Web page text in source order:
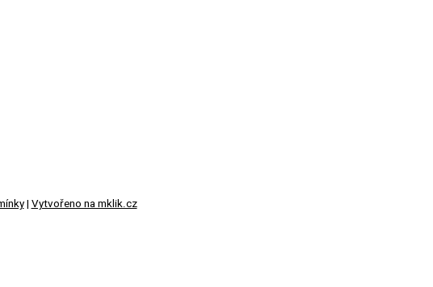
| Vytvořeno na mklik.cz